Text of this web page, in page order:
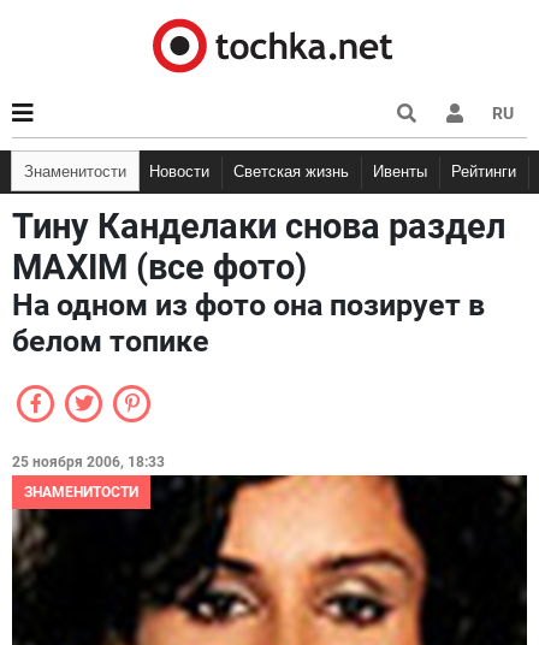
RU
Знаменитости Новости Светская жизнь Ивенты Рейтинги
Тину Канделаки снова раздел
MAXIM (все фото)
На одном из фото она позирует в
белом топике
25 ноября 2006, 18:33
ЗНАМЕНИТОСТИ